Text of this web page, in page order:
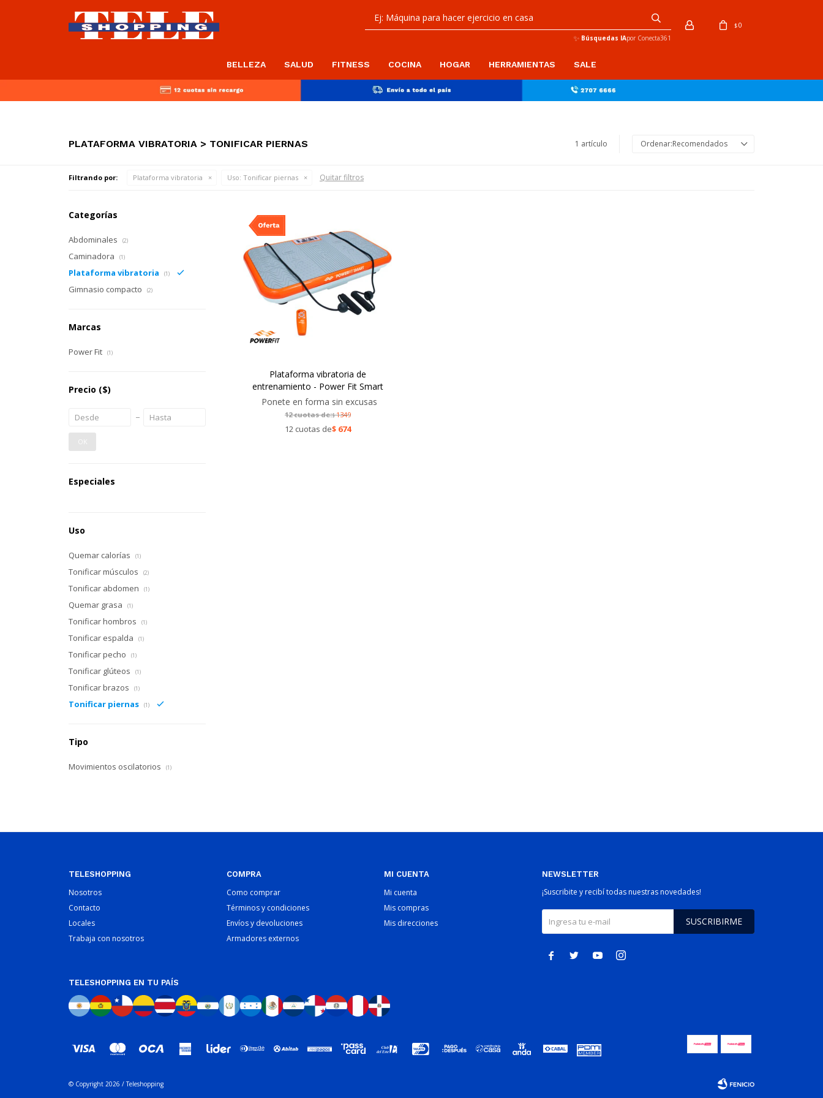
BELLEZA SALUD FITNESS COCINA HOGAR HERRAMIENTAS SALE
✨ Búsquedas IApor Conecta361
$0
PLATAFORMA VIBRATORIA > TONIFICAR PIERNAS 1 artículo Recomendados
Filtrando por: Plataforma vibratoria Uso: Tonificar piernas Quitar filtros
Plataforma vibratoria de
entrenamiento - Power Fit Smart
Ponete en forma sin excusas
12 cuotas de:$1349
12 cuotas de$ 674
Categorías
Abdominales (2)
Caminadora (1)
Plataforma vibratoria (1)
Gimnasio compacto (2)
Marcas
Power Fit (1)
Precio ($)
OK
Especiales
Uso
Quemar calorías (1)
Tonificar músculos (2)
Tonificar abdomen (1)
Quemar grasa (1)
Tonificar hombros (1)
Tonificar espalda (1)
Tonificar pecho (1)
Tonificar glúteos (1)
Tonificar brazos (1)
Tonificar piernas (1)
Tipo
Movimientos oscilatorios (1)
TELESHOPPING
Nosotros
Contacto
Locales
Trabaja con nosotros
COMPRA
Como comprar
Términos y condiciones
Envíos y devoluciones
Armadores externos
MI CUENTA
Mi cuenta
Mis compras
Mis direcciones
NEWSLETTER
¡Suscribite y recibí todas nuestras novedades!
SUSCRIBIRME
   
TELESHOPPING EN TU PAÍS
© Copyright 2026 / Teleshopping